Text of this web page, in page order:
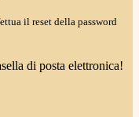
il reset della password
di posta elettronica!